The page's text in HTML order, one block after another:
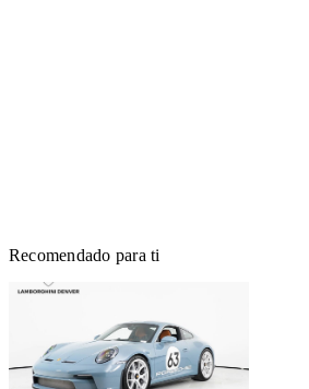
Recomendado para ti